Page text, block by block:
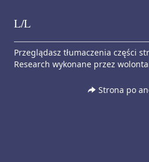
Skip to content
L/L
Przeglądasz tłumaczenia części
Research wykonane przez
Strona po